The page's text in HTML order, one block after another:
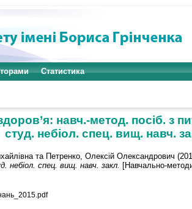
Статистика
навч.-метод. посіб. з
студ. небіол. спец. вищ. навч.
та Петренко, Олексій Олександрович
небіол. спец. вищ. навч. закл.
[Навчально-